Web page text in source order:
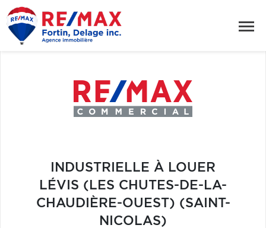
INDUSTRIELLE À LOUER
LÉVIS (LES CHUTES-DE-LA-
CHAUDIÈRE-OUEST) (SAINT-
NICOLAS)